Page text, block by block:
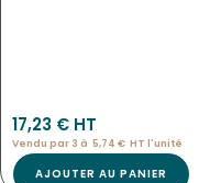
17,23 € HT
Vendu par 3 à 5,74 € HT l'unité
AJOUTER AU PANIER